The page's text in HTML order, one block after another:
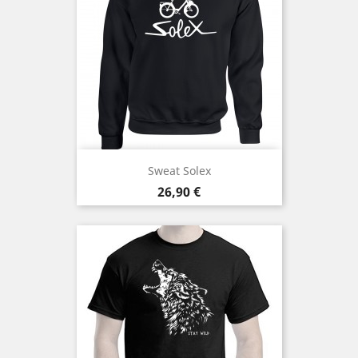
Sweat Solex
Prix
26,90 €